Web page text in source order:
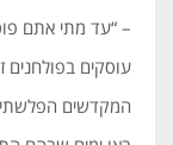
– “עד מתי אתם
עוסקים בפולחנים
המקדשים